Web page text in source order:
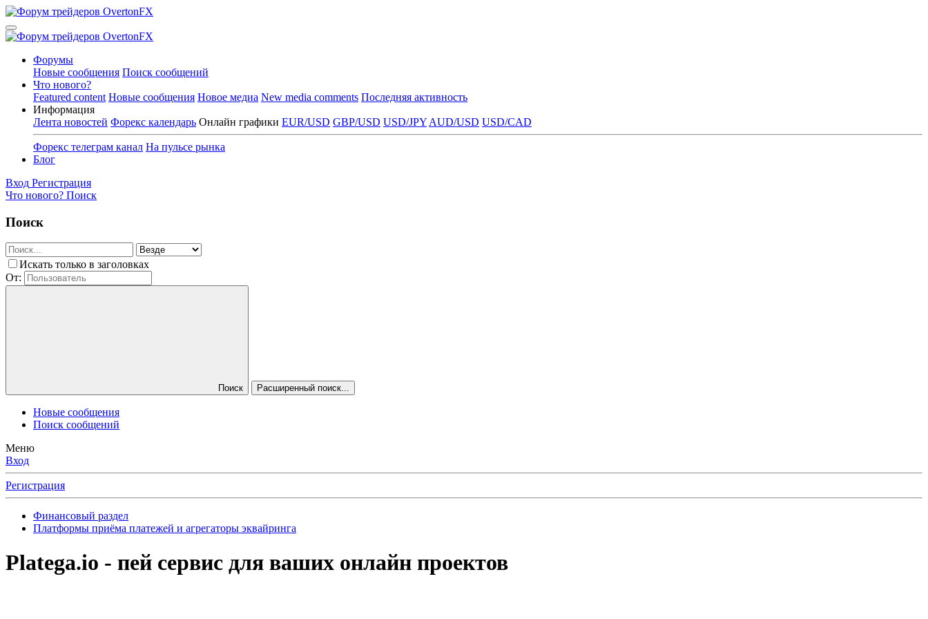
Форумы
Новые сообщения Поиск сообщений
Что нового?
Featured content Новые сообщения Новое медиа New media comments Последняя активность
Информация
Лента новостей Форекс календарь Онлайн графики EUR/USD GBP/USD USD/JPY AUD/USD USD/CAD
Форекс телеграм канал На пульсе рынка
Блог
Вход Регистрация
Что нового? Поиск
Поиск
Искать только в заголовках
От:
Поиск Расширенный поиск...
Новые сообщения
Поиск сообщений
Меню
Вход
Регистрация
Финансовый раздел
Платформы приёма платежей и агрегаторы эквайринга
Platega.io - пей сервис для ваших онлайн проектов